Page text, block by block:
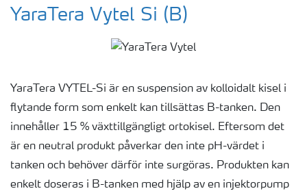
YaraTera Vytel Si (B)
YaraTera VYTEL-Si är en suspension av kolloidalt kisel i
flytande form som enkelt kan tillsättas B-tanken. Den
innehåller 15 % växttillgängligt ortokisel. Eftersom det
är en neutral produkt påverkar den inte pH-värdet i
tanken och behöver därför inte surgöras. Produkten kan
enkelt doseras i B-tanken med hjälp av en injektorpump